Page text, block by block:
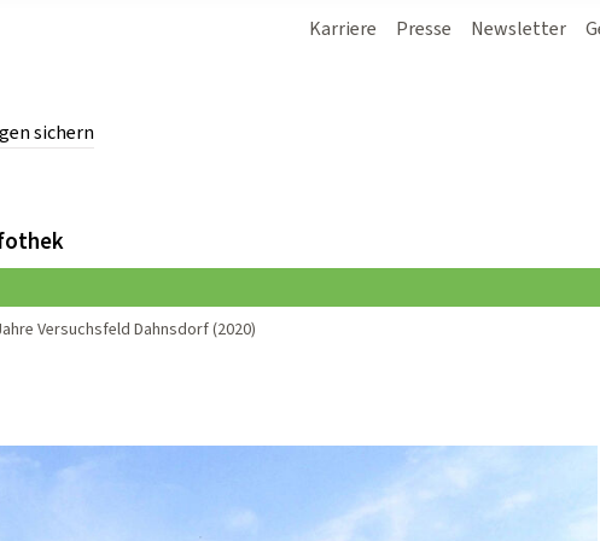
sichern
Karriere Presse Newsletter
Versuchsfeld Dahnsdorf (2020)